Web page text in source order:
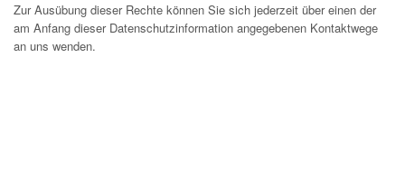
Zur Ausübung dieser Rechte können Sie sich jederzeit über einen der
am Anfang dieser Datenschutzinformation angegebenen Kontaktwege
an uns wenden.